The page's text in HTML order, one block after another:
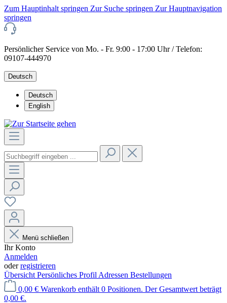
Zum Hauptinhalt springen Zur Suche springen Zur Hauptnavigation
springen
Persönlicher Service von Mo. - Fr. 9:00 - 17:00 Uhr / Telefon:
09107-444970
Deutsch
Deutsch
English
Menü schließen
Ihr Konto
Anmelden
oderregistrieren
Übersicht Persönliches Profil Adressen Bestellungen
0,00 € Warenkorb enthält 0 Positionen. Der Gesamtwert beträgt
0,00 €.